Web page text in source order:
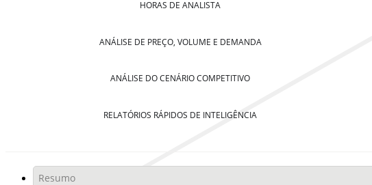
HORAS DE ANALISTA
ANÁLISE DE PREÇO, VOLUME E DEMANDA
ANÁLISE DO CENÁRIO COMPETITIVO
RELATÓRIOS RÁPIDOS DE INTELIGÊNCIA
Resumo